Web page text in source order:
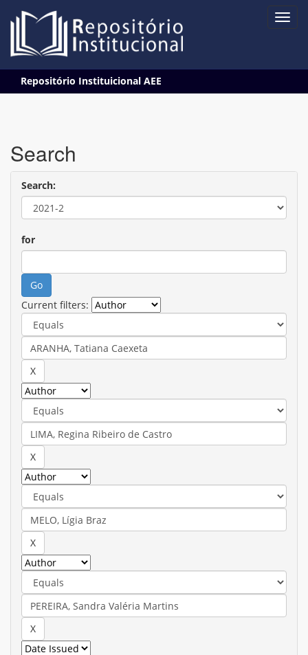
navigation
Repositório Instituicional AEE
Search
Search:
for
Current filters: